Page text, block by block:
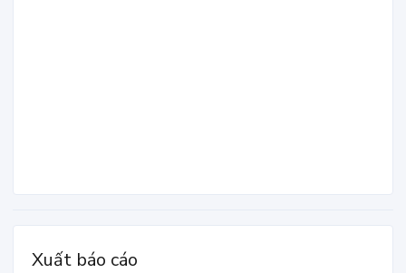
Xuất báo cáo